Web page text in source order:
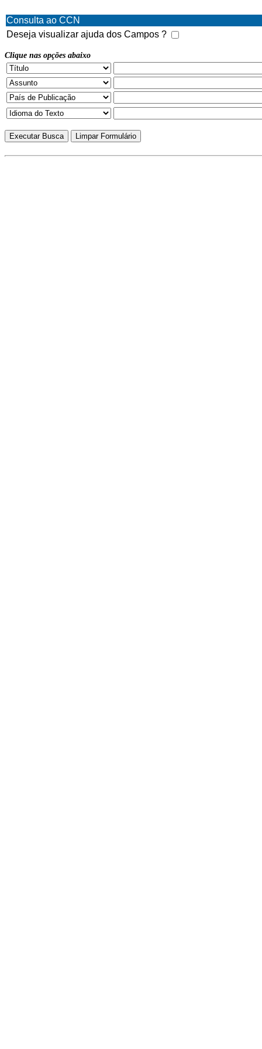
Consulta ao CCN
Deseja visualizar ajuda dos Campos ?
Clique nas opções abaixo